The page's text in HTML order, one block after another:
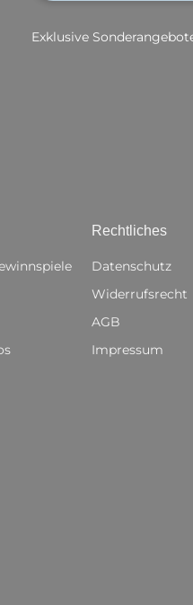
Exklusive
Rechtliches
Datenschutz
Widerrufsrecht
AGB
Impressum